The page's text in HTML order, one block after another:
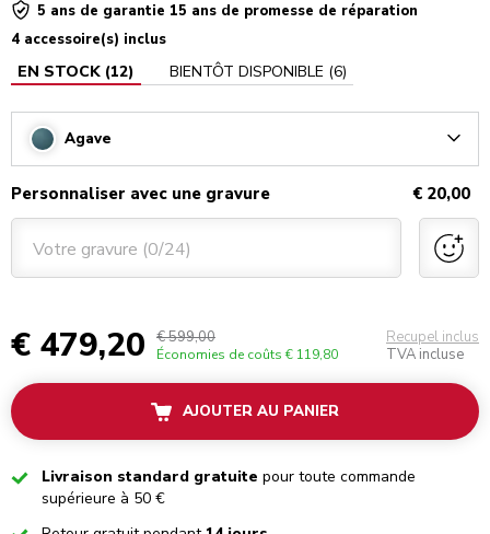
5 ans de garantie 15 ans de promesse de réparation
4 accessoire(s) inclus
EN STOCK (12) BIENTÔT DISPONIBLE (6)
Agave
Personnaliser avec une gravure € 20,00
Votre gravure (0/24)
€ 479,20 € 599,00
Économies de coûts € 119,80
Recupel inclus
TVA incluse
AJOUTER AU PANIER
CheckedLivraison standard gratuite pour toute commande
supérieure à 50 €